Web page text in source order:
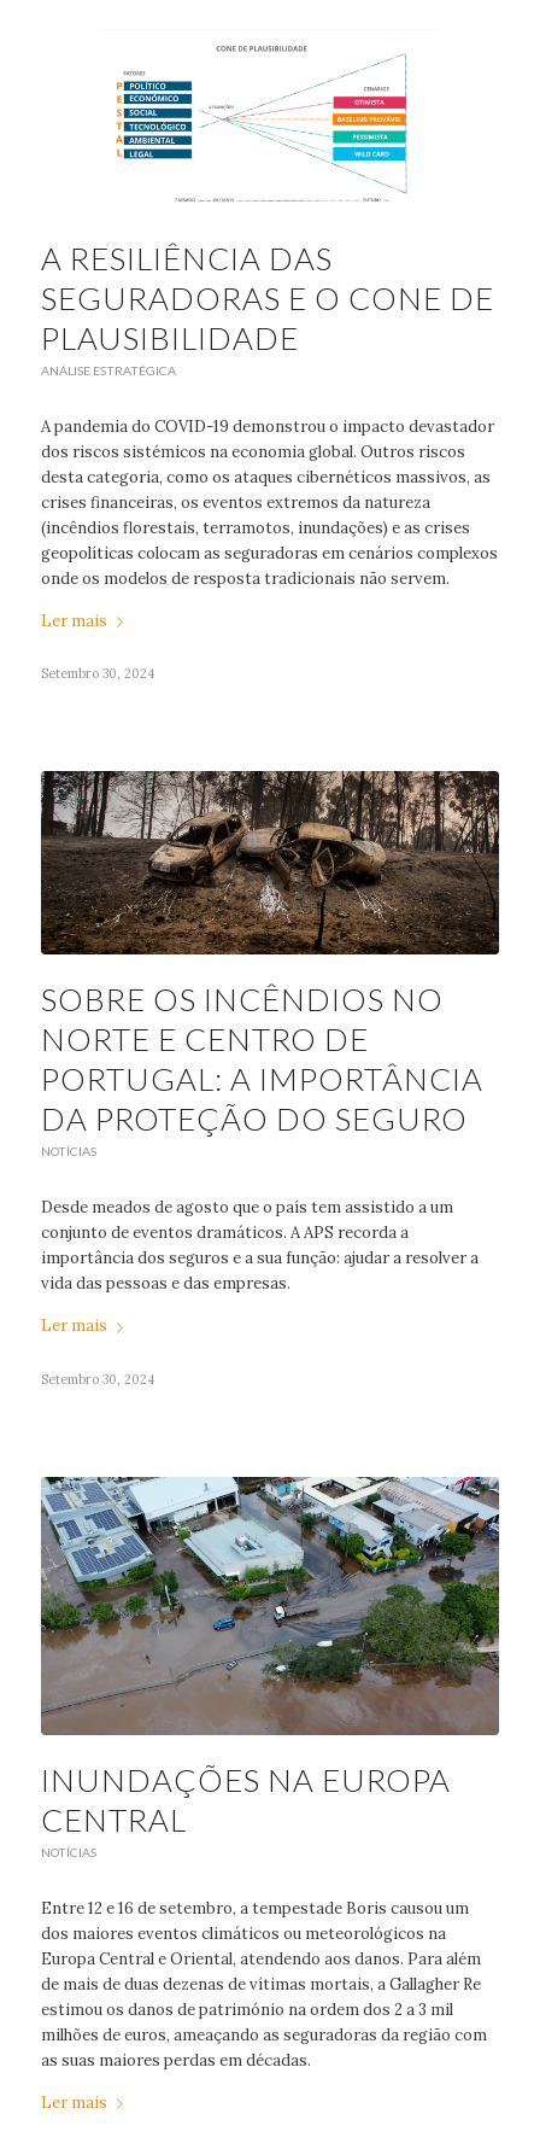
A RESILIÊNCIA DAS
SEGURADORAS E O CONE DE
PLAUSIBILIDADE
ANÁLISE ESTRATÉGICA
A pandemia do COVID-19 demonstrou o impacto devastador
dos riscos sistémicos na economia global. Outros riscos
desta categoria, como os ataques cibernéticos massivos, as
crises financeiras, os eventos extremos da natureza
(incêndios florestais, terramotos, inundações) e as crises
geopolíticas colocam as seguradoras em cenários complexos
onde os modelos de resposta tradicionais não servem.
Ler mais
Setembro 30, 2024
SOBRE OS INCÊNDIOS NO
NORTE E CENTRO DE
PORTUGAL: A IMPORTÂNCIA
DA PROTEÇÃO DO SEGURO
NOTÍCIAS
Desde meados de agosto que o país tem assistido a um
conjunto de eventos dramáticos. A APS recorda a
importância dos seguros e a sua função: ajudar a resolver a
vida das pessoas e das empresas.
Ler mais
Setembro 30, 2024
INUNDAÇÕES NA EUROPA
CENTRAL
NOTÍCIAS
Entre 12 e 16 de setembro, a tempestade Boris causou um
dos maiores eventos climáticos ou meteorológicos na
Europa Central e Oriental, atendendo aos danos. Para além
de mais de duas dezenas de vítimas mortais, a Gallagher Re
estimou os danos de património na ordem dos 2 a 3 mil
milhões de euros, ameaçando as seguradoras da região com
as suas maiores perdas em décadas.
Ler mais